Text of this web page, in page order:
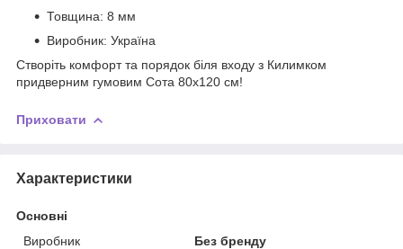
Товщина: 8 мм
Виробник: Україна
Створіть комфорт та порядок біля входу з Килимком
придверним гумовим Сота 80х120 см!
Приховати
Характеристики
Основні
Виробник
Без бренду